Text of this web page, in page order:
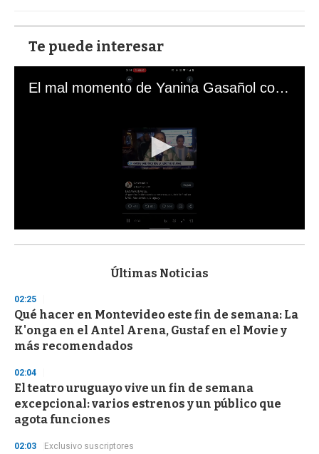
Te puede interesar
El mal momento de Yanina Gasañol con un hincha argentino en "Subrayado"
s
d
s
o
f
3
s
e
c
o
n
Últimas Noticias
02:25
Qué hacer en Montevideo este fin de semana: La
K'onga en el Antel Arena, Gustaf en el Movie y
más recomendados
02:04
El teatro uruguayo vive un fin de semana
excepcional: varios estrenos y un público que
agota funciones
02:03 Exclusivo suscriptores